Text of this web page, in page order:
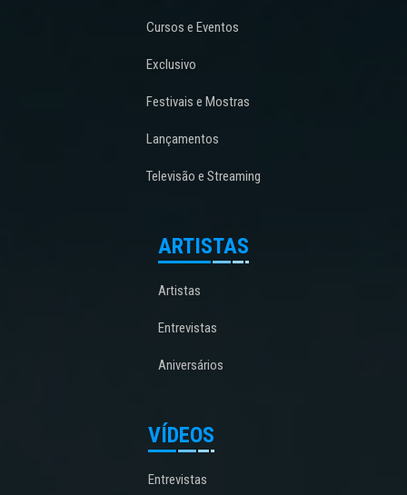
Cursos e Eventos
Exclusivo
Festivais e Mostras
Lançamentos
Televisão e Streaming
ARTISTAS
Artistas
Entrevistas
Aniversários
VÍDEOS
Entrevistas